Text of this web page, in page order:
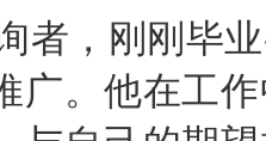
，刚刚毕业
广。他在工